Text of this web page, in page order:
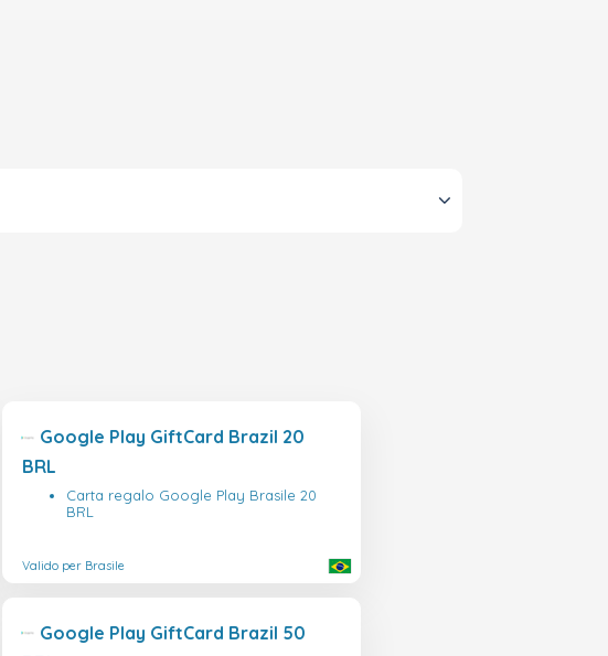
Google Play GiftCard Brazil 20
BRL
Carta regalo Google Play Brasile 20
BRL
Valido per Brasile
Google Play GiftCard Brazil 50